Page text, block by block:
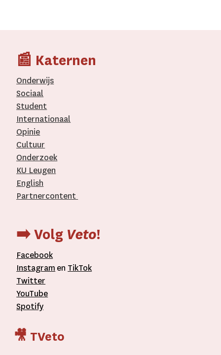
📰 Katernen
Onderwijs
Sociaal
Student
Internationaal­
Opinie
Cultuur
Onderzoek
KU Leugen
English
Partnercontent
➡️ Volg Veto!
Facebook
Instagram en TikTok
Twitter
YouTube
Spotify
🎥 TVeto